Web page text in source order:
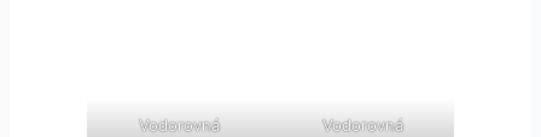
Vodorovná
Vodorovná